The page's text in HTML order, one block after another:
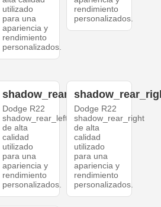
utilizado
para una
apariencia y
rendimiento
personalizados.
rendimiento
personalizados.
shadow_rear_left
Dodge R22
shadow_rear_left
de alta
calidad
utilizado
para una
apariencia y
rendimiento
personalizados.
Dodge R22
shadow_rear_right
de alta
calidad
utilizado
para una
apariencia y
rendimiento
personalizados.